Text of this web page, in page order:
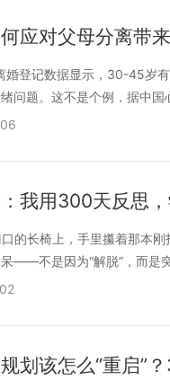
应对父母分离带
登记数据显示，30-45岁
问题。这不是个例，据中国
我用300天反思
的长椅上，手里攥着那本
——不是因为“解脱”，而是
划该怎么“重启”